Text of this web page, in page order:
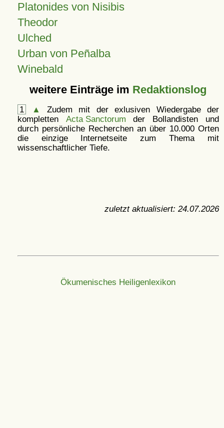
Platonides von Nisibis
Theodor
Ulched
Urban von Peñalba
Winebald
weitere Einträge im Redaktionslog
1 ▲
Zudem mit der exlusiven Wiedergabe der
kompletten Acta Sanctorum der Bollandisten und
durch persönliche Recherchen an über 10.000 Orten
die einzige Internetseite zum Thema mit
wissenschaftlicher Tiefe.
zuletzt aktualisiert: 24.07.2026
Ökumenisches Heiligenlexikon